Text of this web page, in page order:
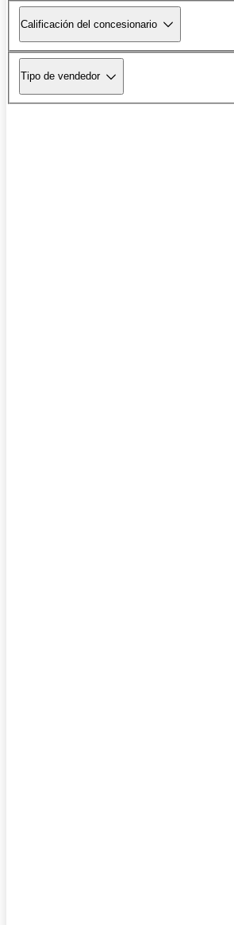
Calificación del concesionario
Tipo de vendedor